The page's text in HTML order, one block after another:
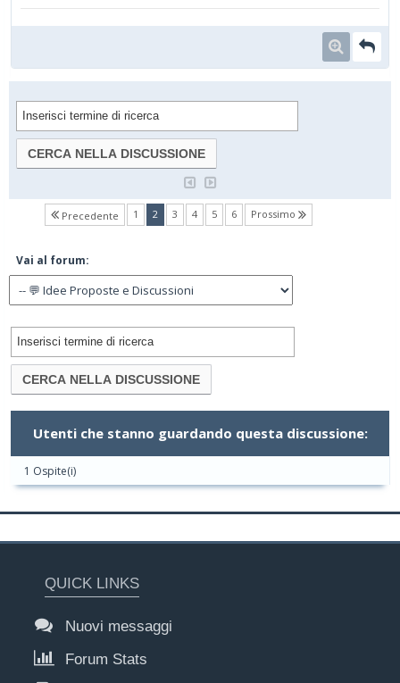
Precedente 1 2(current)
3 4 5 6 Prossimo
Vai al forum:
Utenti che stanno guardando questa discussione:
1 Ospite(i)
QUICK LINKS
Nuovi messaggi
Forum Stats